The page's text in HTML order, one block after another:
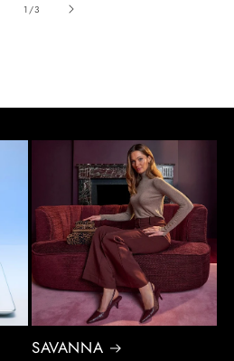
1 /von
3
SAVANNA